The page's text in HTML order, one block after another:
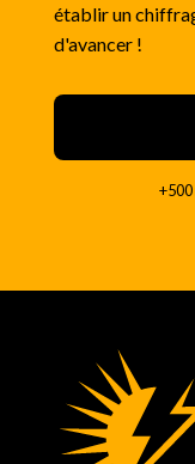
établir un
d'avancer !